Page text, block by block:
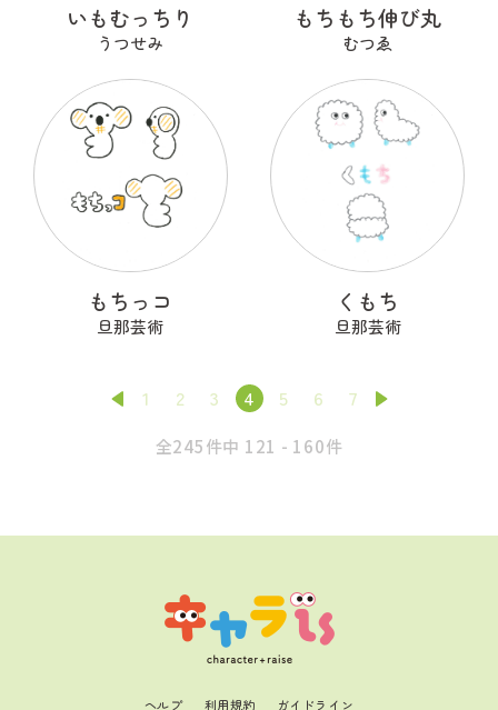
いもむっちり
うつせみ
もちもち伸び丸
むつゑ
もちっコ
旦那芸術
くもち
旦那芸術
1 2 3 4 5 6 7
全245件中 121 - 160件
ヘルプ 利用規約 ガイドライン